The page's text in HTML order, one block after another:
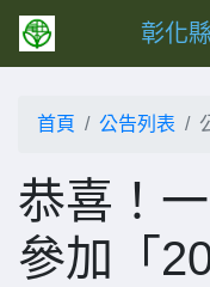
彰化
首頁 公告列表
恭喜！
參加「